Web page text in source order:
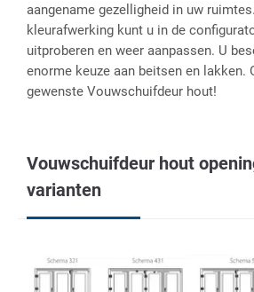
aangename gezelligheid in uw
kleurafwerking kunt u in de
uitproberen en weer aanpassen. U
enorme keuze aan beitsen en lakken.
gewenste Vouwschuifdeur hout!
Vouwschuifdeur hout
varianten